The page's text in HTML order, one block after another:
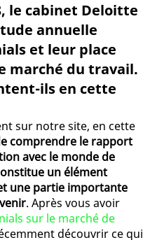
le cabinet Deloitte
annuelle
et leur place
marché du travail.
ils en cette
sur notre site, en cette
comprendre le rapport
avec le monde de
un élément
une partie importante
. Après vous avoir
sur le marché de
découvrir ce qui